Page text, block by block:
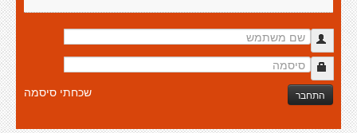
התחבר שכחתי סיסמה